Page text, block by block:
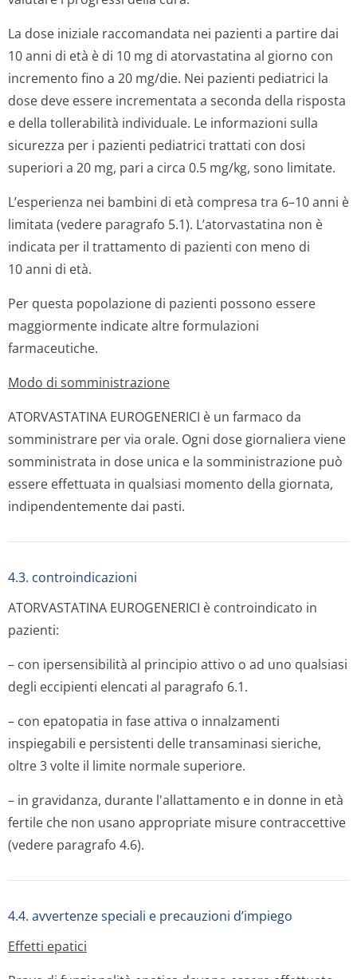
La dose iniziale raccomandata nei pazienti a partire dai
10 anni di età è di 10 mg di atorvastatina al giorno con
incremento fino a 20 mg/die. Nei pazienti pediatrici la
dose deve essere incrementata a seconda della risposta
e della tollerabilità individuale. Le informazioni sulla
sicurezza per i pazienti pediatrici trattati con dosi
superiori a 20 mg, pari a circa 0.5 mg/kg, sono limitate.
L’esperienza nei bambini di età compresa tra 6–10 anni è
limitata (vedere paragrafo 5.1). L’atorvastatina non è
indicata per il trattamento di pazienti con meno di
10 anni di età.
Per questa popolazione di pazienti possono essere
maggiormente indicate altre formulazioni
farmaceutiche.
Modo di somministrazione
ATORVASTATINA EUROGENERICI è un farmaco da
somministrare per via orale. Ogni dose giornaliera viene
somministrata in dose unica e la somministrazione può
essere effettuata in qualsiasi momento della giornata,
indipendentemente dai pasti.
4.3. controindicazioni
ATORVASTATINA EUROGENERICI è controindicato in
pazienti:
– con ipersensibilità al principio attivo o ad uno qualsiasi
degli eccipienti elencati al paragrafo 6.1.
– con epatopatia in fase attiva o innalzamenti
inspiegabili e persistenti delle transaminasi sieriche,
oltre 3 volte il limite normale superiore.
– in gravidanza, durante l'allattamento e in donne in età
fertile che non usano appropriate misure contraccettive
(vedere paragrafo 4.6).
4.4. avvertenze speciali e precauzioni d’impiego
Effetti epatici